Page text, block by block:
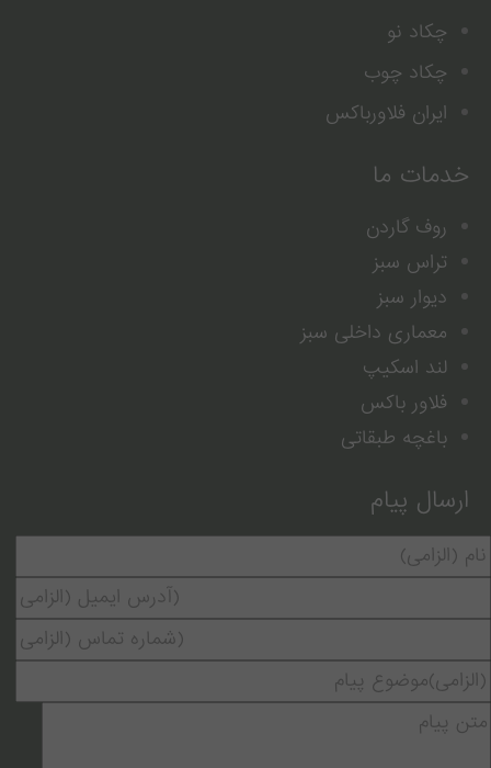
چکاد نو
چکاد چوب
ایران فلاورباکس
خدمات ما
روف گاردن
تراس سبز
دیوار سبز
معماری داخلی سبز
لند اسکیپ
فلاور باکس
باغچه طبقاتی
ارسال پیام